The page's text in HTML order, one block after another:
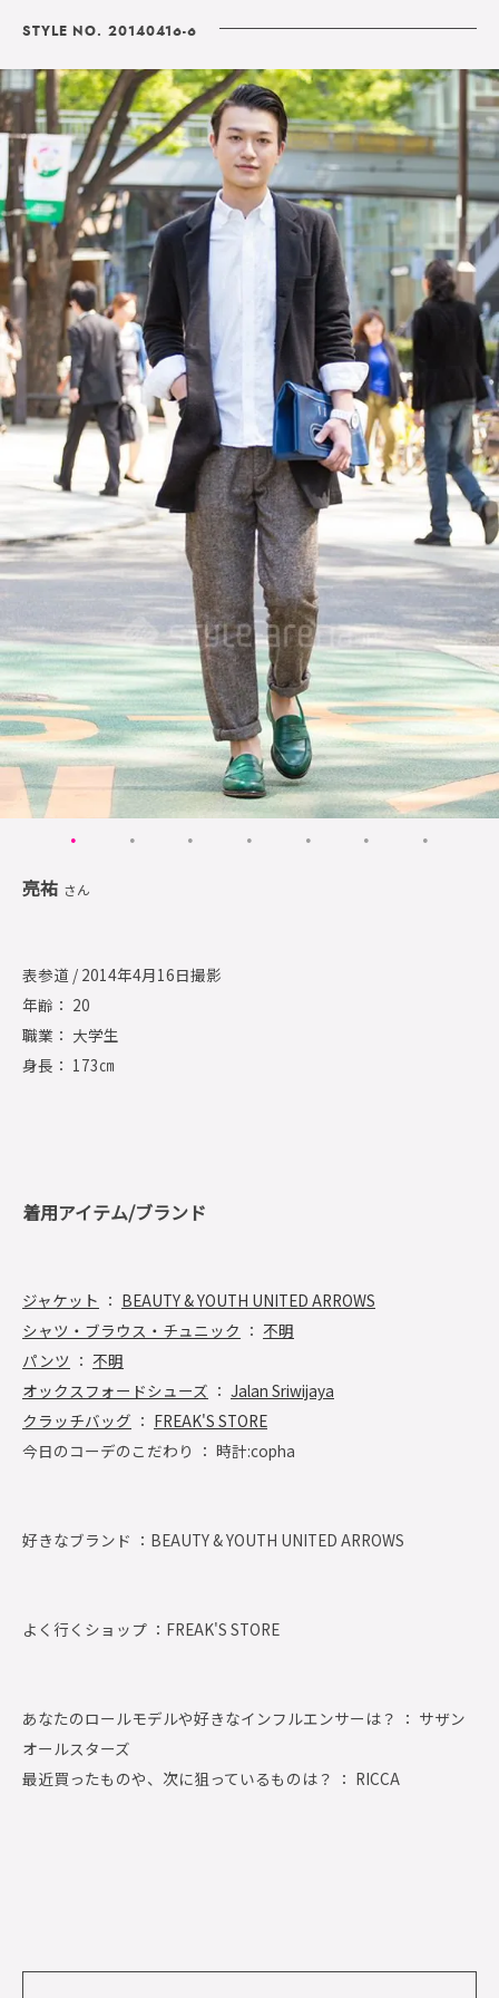
STYLE NO. 20140416-6
亮祐 さん
表参道 / 2014年4月16日撮影
年齢： 20
職業： 大学生
身長： 173㎝
着用アイテム/ブランド
ジャケット ： BEAUTY & YOUTH UNITED ARROWS
シャツ・ブラウス・チュニック ： 不明
パンツ ： 不明
オックスフォードシューズ ： Jalan Sriwijaya
クラッチバッグ ： FREAK'S STORE
今日のコーデのこだわり ： 時計:copha
好きなブランド ： BEAUTY & YOUTH UNITED ARROWS
よく行くショップ ： FREAK'S STORE
あなたのロールモデルや好きなインフルエンサーは？ ： サザン
オールスターズ
最近買ったものや、次に狙っているものは？ ： RICCA